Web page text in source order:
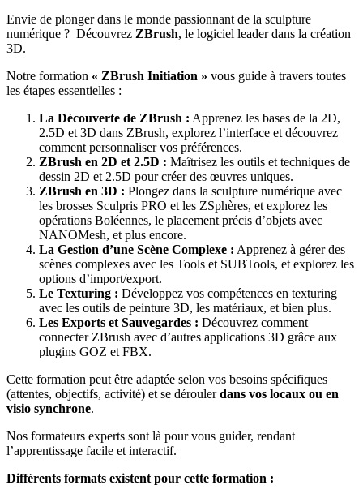
Envie de plonger dans le monde passionnant de la sculpture
numérique ? Découvrez ZBrush, le logiciel leader dans la création
3D.
Notre formation « ZBrush Initiation » vous guide à travers toutes
les étapes essentielles :
La Découverte de ZBrush : Apprenez les bases de la 2D,
2.5D et 3D dans ZBrush, explorez l’interface et découvrez
comment personnaliser vos préférences.
ZBrush en 2D et 2.5D : Maîtrisez les outils et techniques de
dessin 2D et 2.5D pour créer des œuvres uniques.
ZBrush en 3D : Plongez dans la sculpture numérique avec
les brosses Sculpris PRO et les ZSphères, et explorez les
opérations Boléennes, le placement précis d’objets avec
NANOMesh, et plus encore.
La Gestion d’une Scène Complexe : Apprenez à gérer des
scènes complexes avec les Tools et SUBTools, et explorez les
options d’import/export.
Le Texturing : Développez vos compétences en texturing
avec les outils de peinture 3D, les matériaux, et bien plus.
Les Exports et Sauvegardes : Découvrez comment
connecter ZBrush avec d’autres applications 3D grâce aux
plugins GOZ et FBX.
Cette formation peut être adaptée selon vos besoins spécifiques
(attentes, objectifs, activité) et se déroulerdans vos locaux ou en
visio synchrone.
Nos formateurs experts sont là pour vous guider, rendant
l’apprentissage facile et interactif.
Différents formats existent pour cette formation :